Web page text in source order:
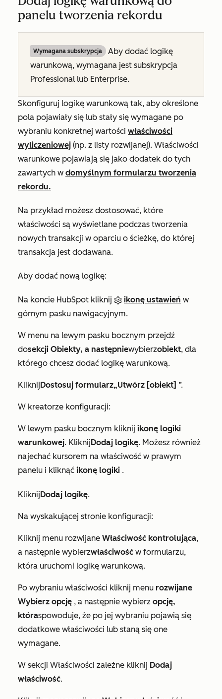
panelu tworzenia rekordu
Wymagana subskrypcja
Aby dodać logikę
warunkową, wymagana jest subskrypcja
Professional lub Enterprise.
Skonfiguruj logikę warunkową tak, aby określone
pola pojawiały się lub stały się wymagane po
wybraniu konkretnej wartości właściwości
wyliczeniowej (np. z listy rozwijanej). Właściwości
warunkowe pojawiają się jako dodatek do tych
zawartych w domyślnym formularzu tworzenia
rekordu.
Na przykład możesz dostosować, które
właściwości są wyświetlane podczas tworzenia
nowych transakcji w oparciu o ścieżkę, do której
transakcja jest dodawana.
Aby dodać nową logikę:
Na koncie HubSpot kliknij ikonę ustawień w
górnym pasku nawigacyjnym.
W menu na lewym pasku bocznym przejdź
dosekcji Obiekty, a następniewybierzobiekt, dla
którego chcesz dodać logikę warunkową.
Kliknij Dostosuj formularz„Utwórz [obiekt] ”.
W kreatorze konfiguracji:
W lewym pasku bocznym kliknij ikonę logiki
warunkowej. Kliknij Dodaj logikę. Możesz również
najechać kursorem na właściwość w prawym
panelu i kliknąć ikonę logiki .
Kliknij Dodaj logikę.
Na wyskakującej stronie konfiguracji:
Kliknij menu rozwijane Właściwość kontrolująca,
a następnie wybierzwłaściwość w formularzu,
która uruchomi logikę warunkową.
Po wybraniu właściwości kliknij menu rozwijane
Wybierz opcję , a następnie wybierz opcję,
któraspowoduje, że po jej wybraniu pojawią się
dodatkowe właściwości lub staną się one
wymagane.
W sekcji Właściwości zależne kliknij Dodaj
właściwość.